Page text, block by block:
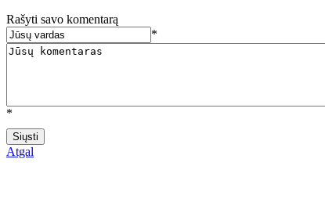
Rašyti savo komentarą
*
*
Atgal